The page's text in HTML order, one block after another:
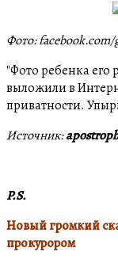
Фото: facebook.com/
"Фото ребенка его
выложили в
приватности.
Источник:
P.S.
Новый громкий
прокурором